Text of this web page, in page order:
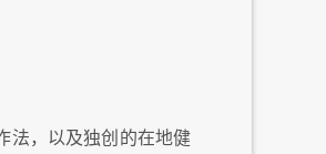
法，以及独创的在地健